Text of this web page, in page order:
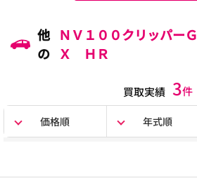
他
の
ＮＶ１００クリッパーＧ
Ｘ ＨＲ
買取実績 3件
価格順 年式順